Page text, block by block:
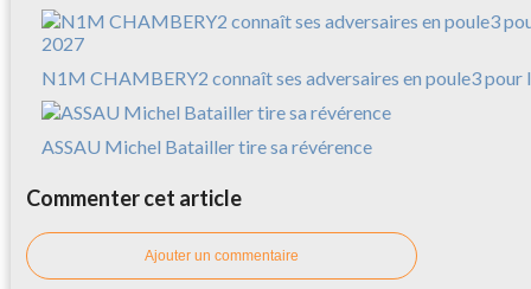
N1M CHAMBERY2 connaît ses adversaires en poule3 pour
ASSAU Michel Batailler tire sa révérence
Commenter cet article
Ajouter un commentaire